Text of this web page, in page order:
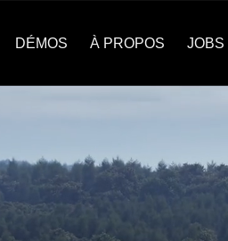
DÉMOS À PROPOS JOBS